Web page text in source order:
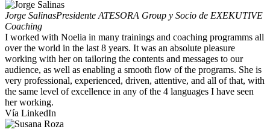
Jorge SalinasPresidente ATESORA Group y Socio de EXEKUTIVE
Coaching
I worked with Noelia in many trainings and coaching programms all
over the world in the last 8 years. It was an absolute pleasure
working with her on tailoring the contents and messages to our
audience, as well as enabling a smooth flow of the programs. She is
very professional, experienced, driven, attentive, and all of that, with
the same level of excellence in any of the 4 languages I have seen
her working.
Vía LinkedIn